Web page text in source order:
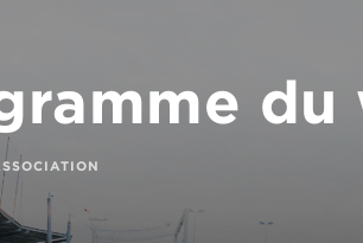
du